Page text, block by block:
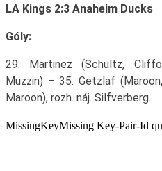
LA Kings 2:3 Anaheim Ducks
Góly:
29. Martinez (Schultz,
Muzzin) – 35. Getzlaf
Maroon), rozh. náj. Silfverberg.